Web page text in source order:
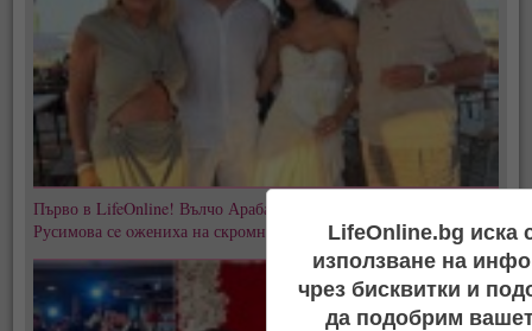
Първо в LifeOnline! Вълчо Арабаджиев Младши и Мартина
Русимова сe oжениха на скромна плажна сватба! (СНИМКИ)
LifeOnline.bg иска
използване на
чрез бисквитки и
да подобрим